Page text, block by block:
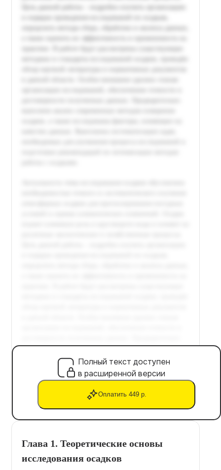
Полный текст доступен
в расширенной версии
Оплатить 449 р.
Глава 1. Теоретические основы
исследования осадков